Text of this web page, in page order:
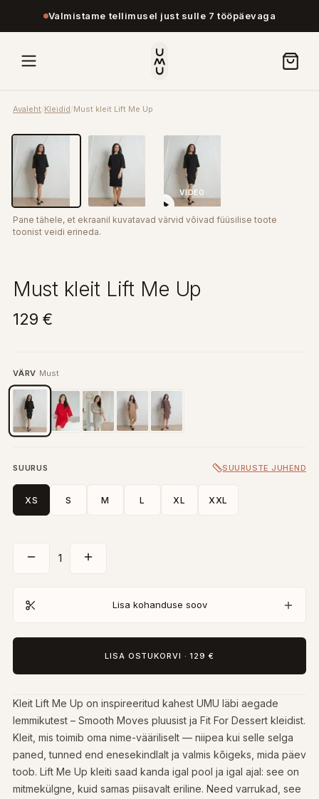
Valmistame tellimusel just sulle 7 tööpäevaga
Avaleht/Kleidid/Must kleit Lift Me Up
VIDEO
Pane tähele, et ekraanil kuvatavad värvid võivad füüsilise toote
toonist veidi erineda.
Must kleit Lift Me Up
129 €
VÄRV Must
SUURUS SUURUSTE JUHEND
XS S M L XL XXL
1
Lisa kohanduse soov
LISA OSTUKORVI ·129 €
Kleit Lift Me Up on inspireeritud kahest UMU läbi aegade
lemmikutest – Smooth Moves pluusist ja Fit For Dessert kleidist.
Kleit, mis toimib oma nime-vääriliselt — niipea kui selle selga
paned, tunned end enesekindlalt ja valmis kõigeks, mida päev
toob. Lift Me Up kleiti saad kanda igal pool ja igal ajal: see on
mitmekülgne, kuid samas piisavalt eriline. Need varrukad, see